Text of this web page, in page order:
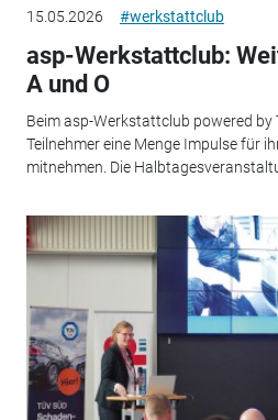
15.05.2026 #werkstattclub
asp-Werkstattclub:
A und O
Beim asp-Werkstattclub powered by
Teilnehmer eine Menge Impulse für
mitnehmen. Die